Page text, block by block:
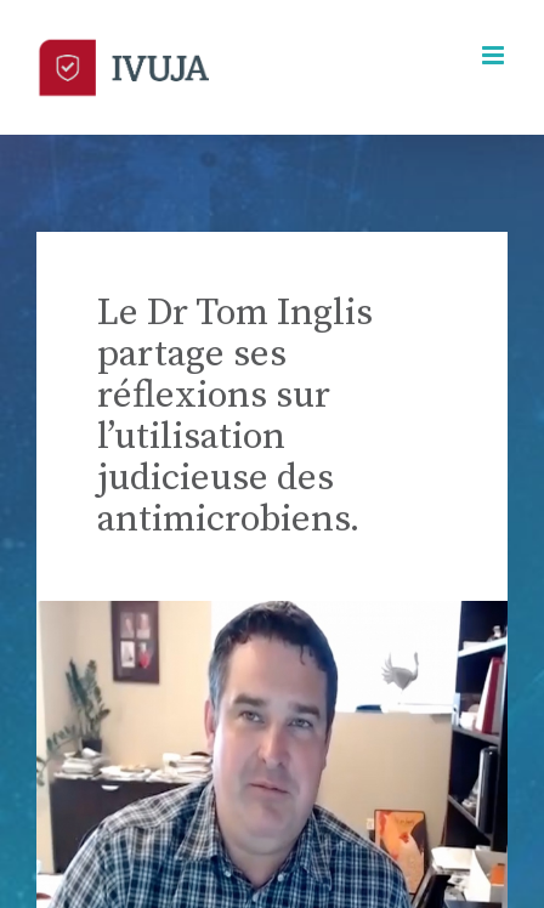
content
Le Dr Tom Inglis
partage ses
réflexions sur
l’utilisation
judicieuse des
antimicrobiens.